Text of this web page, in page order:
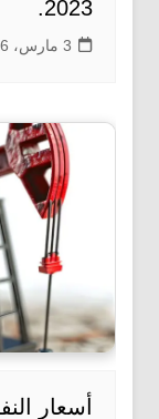
2023.
3 مارس، 2026